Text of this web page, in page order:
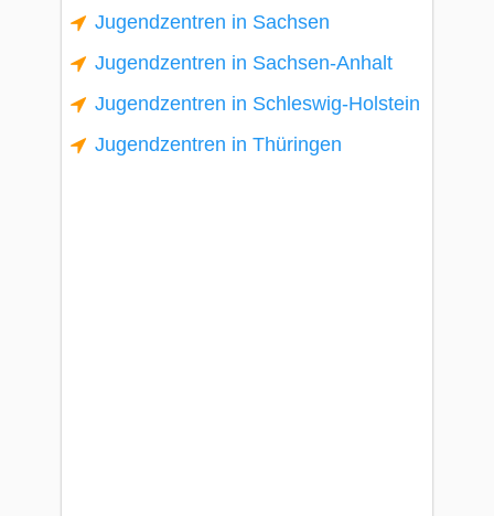
Jugendzentren in Sachsen
Jugendzentren in Sachsen-Anhalt
Jugendzentren in Schleswig-Holstein
Jugendzentren in Thüringen